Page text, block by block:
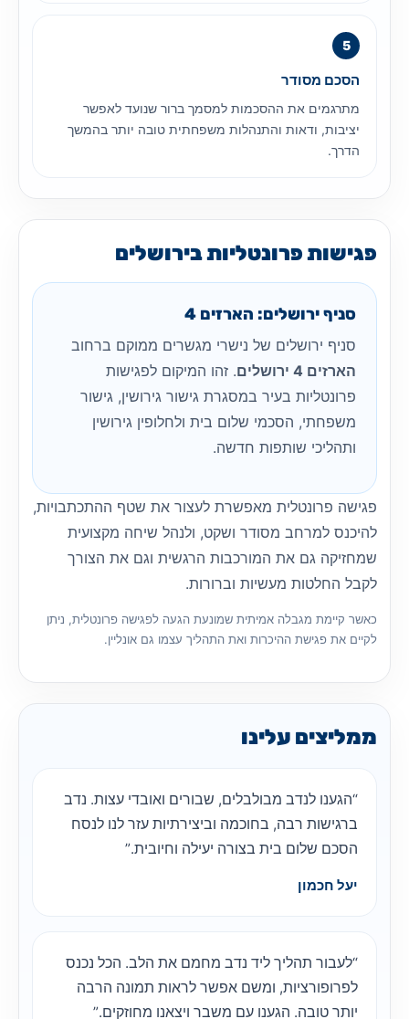
הסכם מסודר
מתרגמים את ההסכמות למסמך ברור שנועד לאפשר
יציבות, ודאות והתנהלות משפחתית טובה יותר בהמשך
הדרך.
פגישות פרונטליות בירושלים
סניף ירושלים: הארזים 4
סניף ירושלים של נישרי מגשרים ממוקם ברחוב
הארזים 4 ירושלים
. זהו המיקום לפגישות
פרונטליות בעיר במסגרת גישור גירושין, גישור
משפחתי, הסכמי שלום בית ולחלופין גירושין
ותהליכי שותפות חדשה.
פגישה פרונטלית מאפשרת לעצור את שטף ההתכתבויות,
להיכנס למרחב מסודר ושקט, ולנהל שיחה מקצועית
שמחזיקה גם את המורכבות הרגשית וגם את הצורך
לקבל החלטות מעשיות וברורות.
כאשר קיימת מגבלה אמיתית שמונעת הגעה לפגישה פרונטלית, ניתן
לקיים את פגישת ההיכרות ואת התהליך עצמו גם אונליין.
ממליצים עלינו
“הגענו לנדב מבולבלים, שבורים ואובדי עצות. נדב
ברגישות רבה, בחוכמה וביצירתיות עזר לנו לנסח
הסכם שלום בית בצורה יעילה וחיובית.”
יעל חכמון
“לעבור תהליך ליד נדב מחמם את הלב. הכל נכנס
לפרופורציות, ומשם אפשר לראות תמונה הרבה
יותר טובה. הגענו עם משבר ויצאנו מחוזקים.”